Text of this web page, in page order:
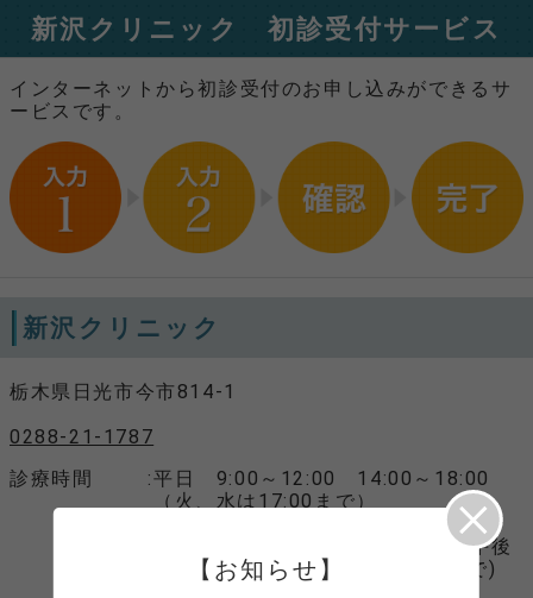
新沢クリニック 初診受付サービス
インターネットから初診受付のお申し込みができるサ
ービスです。
新沢クリニック
栃木県日光市今市814-1
0288-21-1787
診療時間
平日 9:00～12:00 14:00～18:00
（火、水は17:00まで）
受付時間 (午前中9:00～11:30 午後
14:00～17:30 火、水は16:30まで)
【お知らせ】